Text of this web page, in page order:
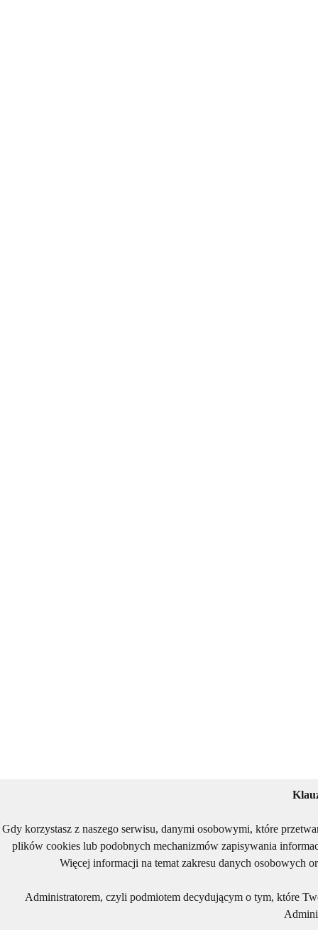
Gdy korzystasz z naszego serwisu, danymi osobowymi, które
plików cookies lub podobnych mechanizmów zapisywania
Więcej informacji na temat zakresu danych osobowych
Administratorem, czyli podmiotem decydującym o tym, które